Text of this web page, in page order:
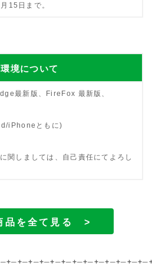
15日まで。
境について
最新版、FireFox 最新版、
iPhoneともに)
関しましては、自己責任にてよろし
品を全て見る >